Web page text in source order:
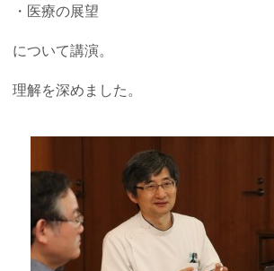
・医療の展望
について講演。
理解を深めました。